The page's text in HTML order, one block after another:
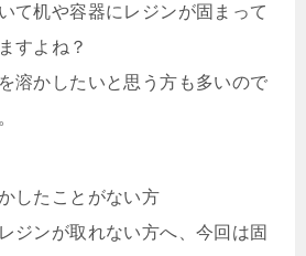
て机や容器にレジンが固まって
すよね？
溶かしたいと思う方も多いので
したことがない方
ジンが取れない方へ、今回は固